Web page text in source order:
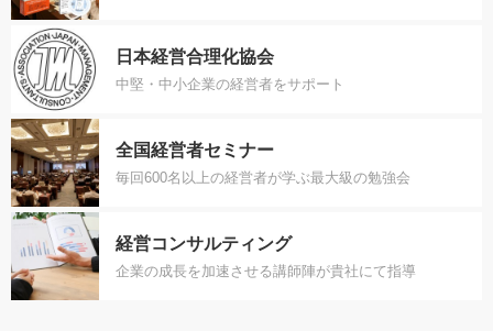
日本経営合理化協会
中堅・中小企業の経営者をサポート
全国経営者セミナー
毎回600名以上の経営者が学ぶ最大級の勉強会
経営コンサルティング
企業の成長を加速させる講師陣が貴社にて指導